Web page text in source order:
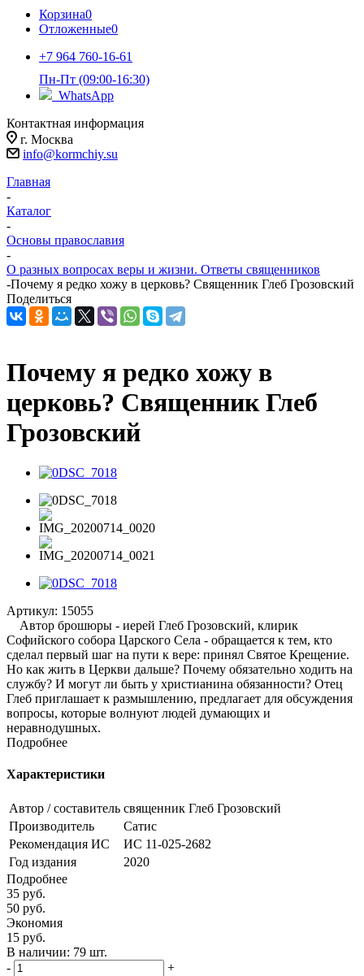
Корзина0
Отложенные0
+7 964 760-16-61
Пн-Пт (09:00-16:30)
WhatsApp
Контактная информация
г. Москва
info@kormchiy.su
Главная
-
Каталог
-
Основы православия
-
О разных вопросах веры и жизни. Ответы священников
-Почему я редко хожу в церковь? Священник Глеб Грозовский
Поделиться
Почему я редко хожу в
церковь? Священник Глеб
Грозовский
Артикул: 15055
Автор брошюры - иерей Глеб Грозовский, клирик
Софийского собора Царского Села - обращается к тем, кто
сделал первый шаг на пути к вере: принял Святое Крещение.
Но как жить в Церкви дальше? Почему обязательно ходить на
службу? И могут ли быть у христианина обязанности? Отец
Глеб приглашает к размышлению, предлагает для обсуждения
вопросы, которые волнуют людей думающих и
неравнодушных.
Подробнее
Характеристики
Автор / составитель священник Глеб Грозовский
Производитель
Сатис
Рекомендация ИС
ИС 11-025-2682
Год издания
2020
Подробнее
35 руб.
50 руб.
Экономия
15 руб.
В наличии: 79 шт.
-
+